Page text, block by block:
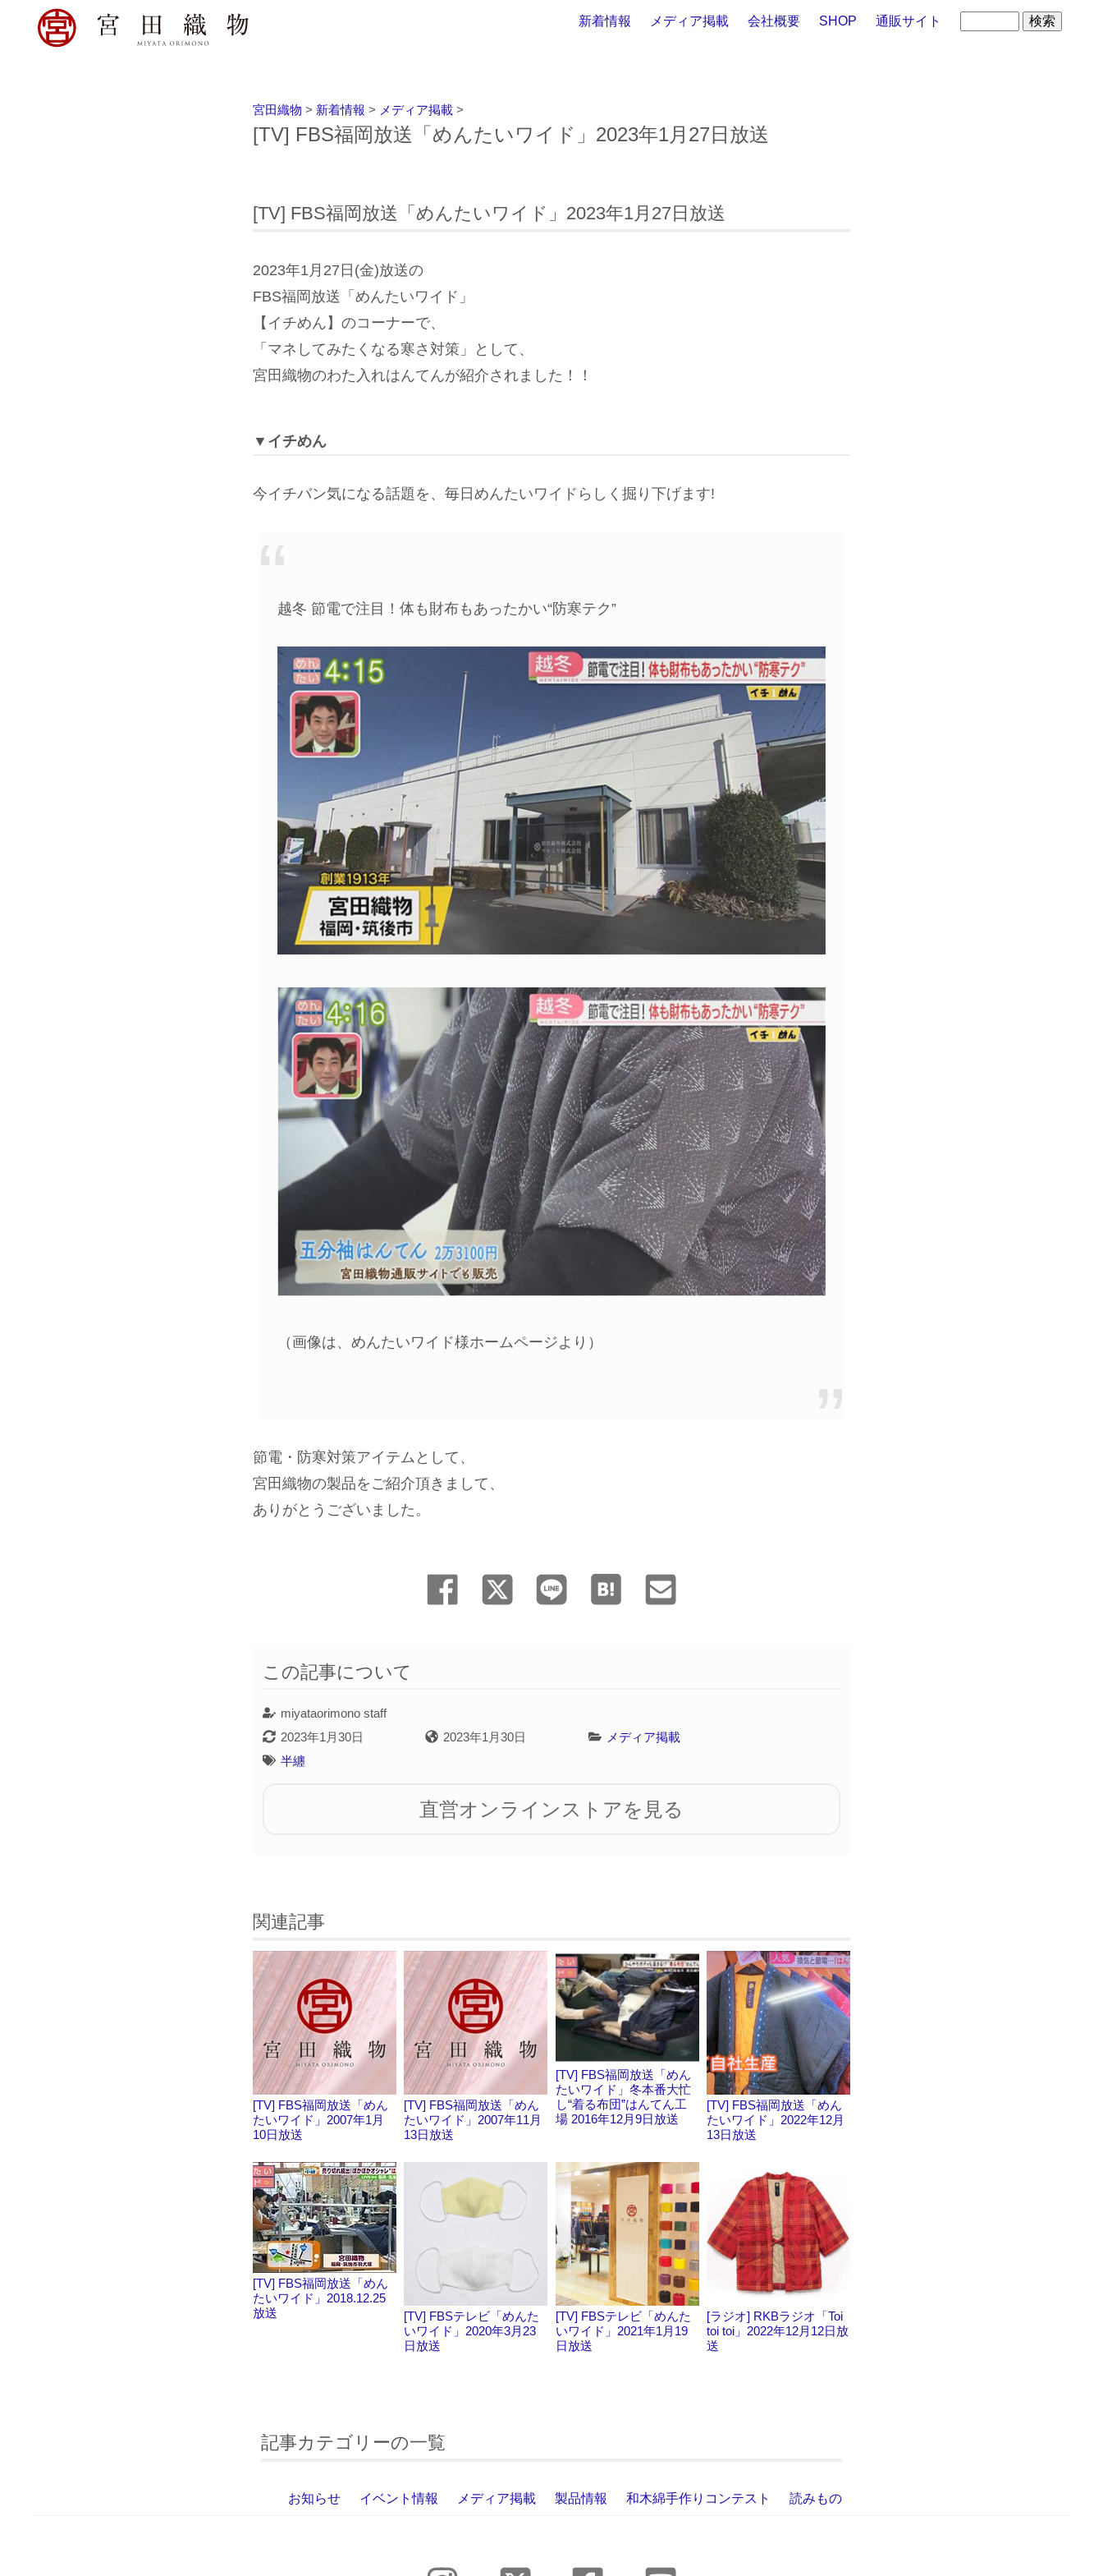
新着情報 メディア掲載 会社概要 SHOP 通販サイト
宮田織物 > 新着情報 > メディア掲載 >
[TV] FBS福岡放送「めんたいワイド」2023年1月27日放送
[TV] FBS福岡放送「めんたいワイド」2023年1月27日放送
2023年1月27日(金)放送の
FBS福岡放送「めんたいワイド」
【イチめん】のコーナーで、
「マネしてみたくなる寒さ対策」として、
宮田織物のわた入れはんてんが紹介されました！！
▼イチめん
今イチバン気になる話題を、毎日めんたいワイドらしく掘り下げます!
越冬 節電で注目！体も財布もあったかい“防寒テク”
（画像は、めんたいワイド様ホームページより）
節電・防寒対策アイテムとして、
宮田織物の製品をご紹介頂きまして、
ありがとうございました。
この記事について
miyataorimono staff
2023年1月30日
2023年1月30日
メディア掲載
半纏
直営オンラインストアを見る
関連記事
[TV] FBS福岡放送「めん
たいワイド」2007年1月
10日放送
[TV] FBS福岡放送「めん
たいワイド」2007年11月
13日放送
[TV] FBS福岡放送「めん
たいワイド」冬本番大忙
し“着る布団”はんてん工
場 2016年12月9日放送
[TV] FBS福岡放送「めん
たいワイド」2022年12月
13日放送
[TV] FBS福岡放送「めん
たいワイド」2018.12.25
放送
[TV] FBSテレビ「めんた
いワイド」2020年3月23
日放送
[TV] FBSテレビ「めんた
いワイド」2021年1月19
日放送
[ラジオ] RKBラジオ「Toi
toi toi」2022年12月12日放
送
記事カテゴリーの一覧
お知らせ イベント情報 メディア掲載 製品情報 和木綿手作りコンテスト 読みもの